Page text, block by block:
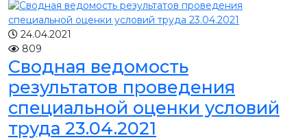
24.04.2021
809
Сводная ведомость
результатов проведения
специальной оценки условий
труда 23.04.2021